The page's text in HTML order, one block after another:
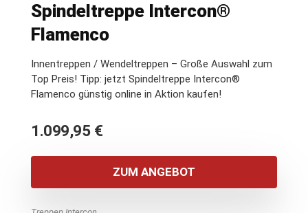
Spindeltreppe Intercon®
Flamenco
Innentreppen / Wendeltreppen – Große Auswahl zum
Top Preis! Tipp: jetzt Spindeltreppe Intercon®
Flamenco günstig online in Aktion kaufen!
1.099,95 €
ZUM ANGEBOT